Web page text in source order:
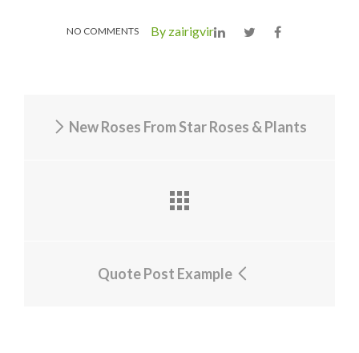
By zairigvir
NO COMMENTS
New Roses From Star Roses & Plants
Quote Post Example